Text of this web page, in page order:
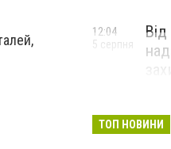
12:04
5 серпня
ТОП НОВИНИ